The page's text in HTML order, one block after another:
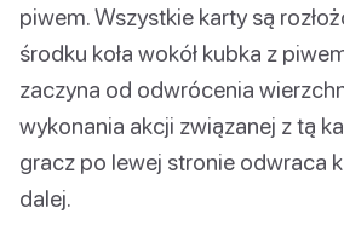
piwem. Wszystkie karty są
środku koła wokół kubka z
zaczyna od odwrócenia
wykonania akcji związanej z tą
gracz po lewej stronie odwraca
dalej.